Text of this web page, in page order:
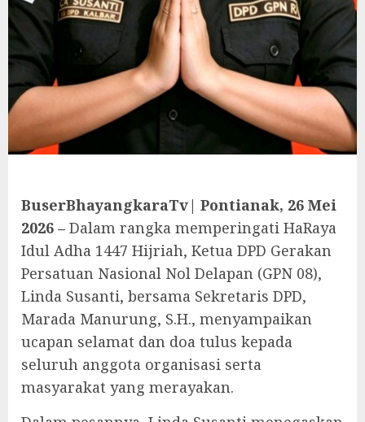
BuserBhayangkaraTv| Pontianak, 26 Mei
2026 – Dalam rangka memperingati HaRaya
Idul Adha 1447 Hijriah, Ketua DPD Gerakan
Persatuan Nasional Nol Delapan (GPN 08),
Linda Susanti, bersama Sekretaris DPD,
Marada Manurung, S.H., menyampaikan
ucapan selamat dan doa tulus kepada
seluruh anggota organisasi serta
masyarakat yang merayakan.